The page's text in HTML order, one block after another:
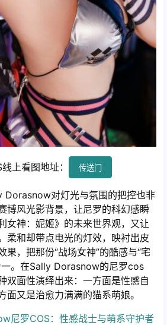
上看图地址： 传送门
Dorasnow对灯光与氛围的把控也非
博风光影背景，让尼罗的科幻感瞬
女神：妮姬》的未来世界观，又让
柔和却带点电光的灯效，映衬出皮
果，把那份“战场女神”的酷感与“宅
一。在Sally Dorasnow的尼罗cos
双面性演绎出来：一方面是性感自
面又是治愈力满满的猫系萌娘。
尼罗COS：性感战士与萌系守护者